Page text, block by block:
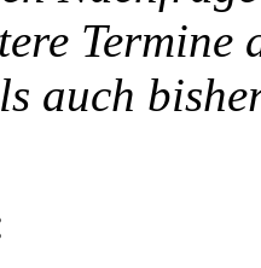
Termine
auch